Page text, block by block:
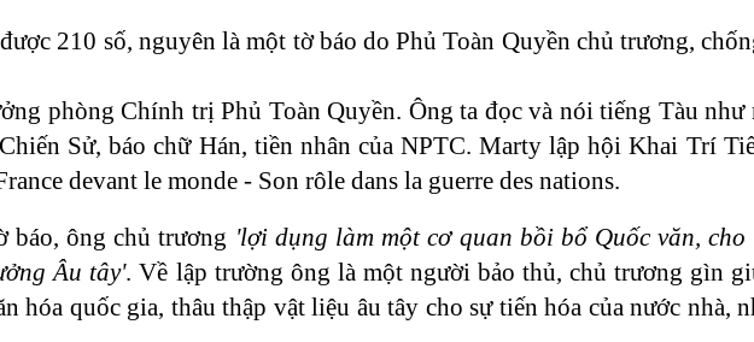
210 số, nguyên là một tờ báo do Phủ Toàn Quyền chủ trương,
phòng Chính trị Phủ Toàn Quyền. Ông ta đọc và nói tiếng Tàu như
Sử, báo chữ Hán, tiền nhân của NPTC. Marty lập hội Khai Trí
devant le monde - Son rôle dans la guerre des nations.
báo, ông chủ trương 'lợi dụng làm một cơ quan bồi bổ Quốc văn, cho
Âu tây'. Về lập trường ông là một người bảo thủ, chủ trương gìn
hóa quốc gia, thâu thập vật liệu âu tây cho sự tiến hóa của nước nhà,